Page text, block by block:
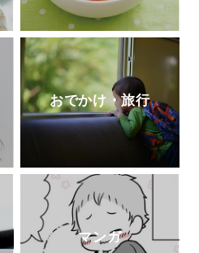
おでかけ・旅行
マンガ